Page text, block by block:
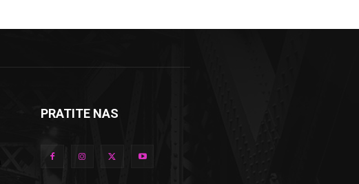
PRATITE NAS